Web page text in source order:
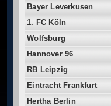
Bayer Leverkusen
1. FC Köln
Wolfsburg
Hannover 96
RB Leipzig
Eintracht Frankfurt
Hertha Berlin